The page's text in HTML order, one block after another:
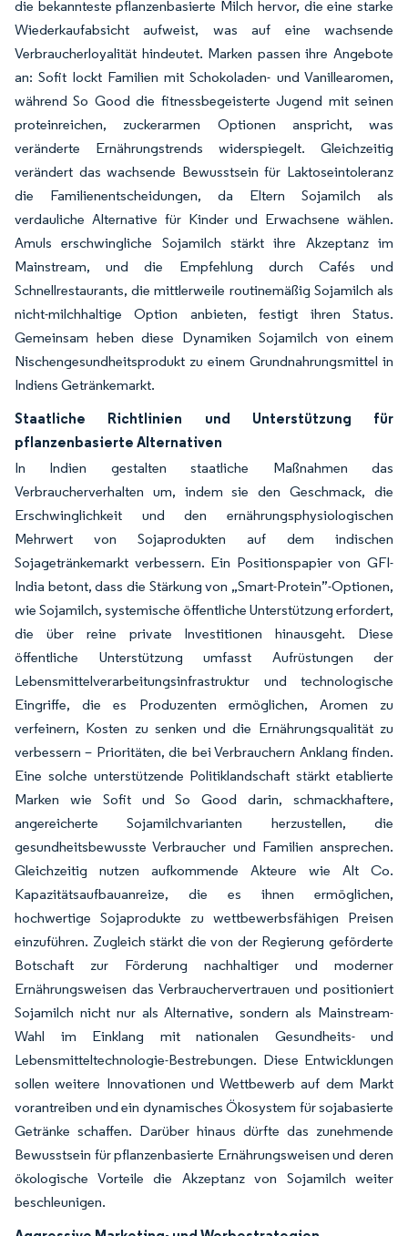
die bekannteste pflanzenbasierte Milch hervor, die eine starke
Wiederkaufabsicht aufweist, was auf eine wachsende
Verbraucherloyalität hindeutet. Marken passen ihre Angebote
an: Sofit lockt Familien mit Schokoladen- und Vanillearomen,
während So Good die fitnessbegeisterte Jugend mit seinen
proteinreichen, zuckerarmen Optionen anspricht, was
veränderte Ernährungstrends widerspiegelt. Gleichzeitig
verändert das wachsende Bewusstsein für Laktoseintoleranz
die Familienentscheidungen, da Eltern Sojamilch als
verdauliche Alternative für Kinder und Erwachsene wählen.
Amuls erschwingliche Sojamilch stärkt ihre Akzeptanz im
Mainstream, und die Empfehlung durch Cafés und
Schnellrestaurants, die mittlerweile routinemäßig Sojamilch als
nicht-milchhaltige Option anbieten, festigt ihren Status.
Gemeinsam heben diese Dynamiken Sojamilch von einem
Nischengesundheitsprodukt zu einem Grundnahrungsmittel in
Indiens Getränkemarkt.
Staatliche Richtlinien und Unterstützung für
pflanzenbasierte Alternativen
In Indien gestalten staatliche Maßnahmen das
Verbraucherverhalten um, indem sie den Geschmack, die
Erschwinglichkeit und den ernährungsphysiologischen
Mehrwert von Sojaprodukten auf dem indischen
Sojagetränkemarkt verbessern. Ein Positionspapier von GFI-
India betont, dass die Stärkung von „Smart-Protein”-Optionen,
wie Sojamilch, systemische öffentliche Unterstützung erfordert,
die über reine private Investitionen hinausgeht. Diese
öffentliche Unterstützung umfasst Aufrüstungen der
Lebensmittelverarbeitungsinfrastruktur und technologische
Eingriffe, die es Produzenten ermöglichen, Aromen zu
verfeinern, Kosten zu senken und die Ernährungsqualität zu
verbessern – Prioritäten, die bei Verbrauchern Anklang finden.
Eine solche unterstützende Politiklandschaft stärkt etablierte
Marken wie Sofit und So Good darin, schmackhaftere,
angereicherte Sojamilchvarianten herzustellen, die
gesundheitsbewusste Verbraucher und Familien ansprechen.
Gleichzeitig nutzen aufkommende Akteure wie Alt Co.
Kapazitätsaufbauanreize, die es ihnen ermöglichen,
hochwertige Sojaprodukte zu wettbewerbsfähigen Preisen
einzuführen. Zugleich stärkt die von der Regierung geförderte
Botschaft zur Förderung nachhaltiger und moderner
Ernährungsweisen das Verbrauchervertrauen und positioniert
Sojamilch nicht nur als Alternative, sondern als Mainstream-
Wahl im Einklang mit nationalen Gesundheits- und
Lebensmitteltechnologie-Bestrebungen. Diese Entwicklungen
sollen weitere Innovationen und Wettbewerb auf dem Markt
vorantreiben und ein dynamisches Ökosystem für sojabasierte
Getränke schaffen. Darüber hinaus dürfte das zunehmende
Bewusstsein für pflanzenbasierte Ernährungsweisen und deren
ökologische Vorteile die Akzeptanz von Sojamilch weiter
beschleunigen.